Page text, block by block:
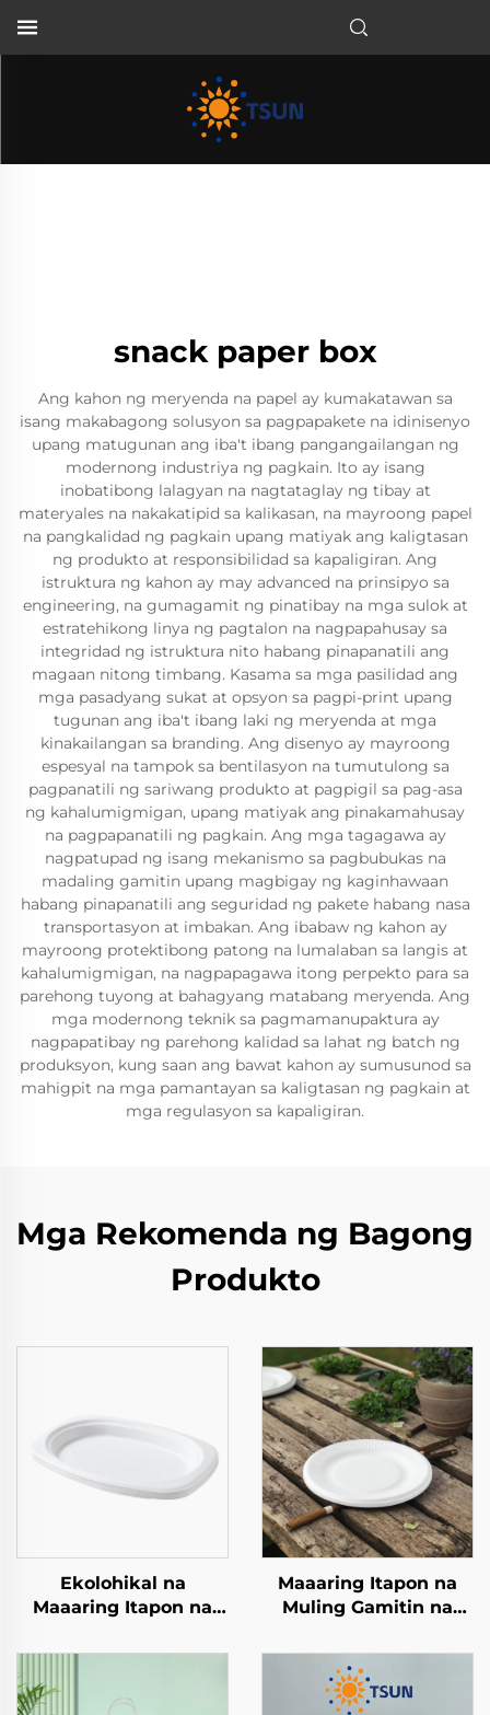
snack paper box
Ang kahon ng meryenda na papel ay kumakatawan sa
isang makabagong solusyon sa pagpapakete na idinisenyo
upang matugunan ang iba't ibang pangangailangan ng
modernong industriya ng pagkain. Ito ay isang
inobatibong lalagyan na nagtataglay ng tibay at
materyales na nakakatipid sa kalikasan, na mayroong papel
na pangkalidad ng pagkain upang matiyak ang kaligtasan
ng produkto at responsibilidad sa kapaligiran. Ang
istruktura ng kahon ay may advanced na prinsipyo sa
engineering, na gumagamit ng pinatibay na mga sulok at
estratehikong linya ng pagtalon na nagpapahusay sa
integridad ng istruktura nito habang pinapanatili ang
magaan nitong timbang. Kasama sa mga pasilidad ang
mga pasadyang sukat at opsyon sa pagpi-print upang
tugunan ang iba't ibang laki ng meryenda at mga
kinakailangan sa branding. Ang disenyo ay mayroong
espesyal na tampok sa bentilasyon na tumutulong sa
pagpanatili ng sariwang produkto at pagpigil sa pag-asa
ng kahalumigmigan, upang matiyak ang pinakamahusay
na pagpapanatili ng pagkain. Ang mga tagagawa ay
nagpatupad ng isang mekanismo sa pagbubukas na
madaling gamitin upang magbigay ng kaginhawaan
habang pinapanatili ang seguridad ng pakete habang nasa
transportasyon at imbakan. Ang ibabaw ng kahon ay
mayroong protektibong patong na lumalaban sa langis at
kahalumigmigan, na nagpapagawa itong perpekto para sa
parehong tuyong at bahagyang matabang meryenda. Ang
mga modernong teknik sa pagmamanupaktura ay
nagpapatibay ng parehong kalidad sa lahat ng batch ng
produksyon, kung saan ang bawat kahon ay sumusunod sa
mahigpit na mga pamantayan sa kaligtasan ng pagkain at
mga regulasyon sa kapaligiran.
Mga Rekomenda ng Bagong
Produkto
Ekolohikal na
Maaaring Itapon na
Tray Single-Use
Tableware Food Pizza
Sandwich Candy
Maaaring Itapon na
Muling Gamitin na
sa Salad Cups Snacks
Sushi Pizza Bread
Candies Chocolates